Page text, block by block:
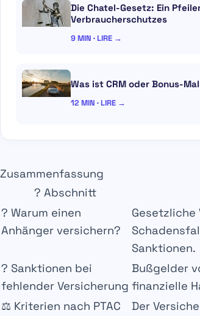
Die Chatel-Gesetz: Ein
Verbraucherschutzes
9 MIN · LIRE →
Was ist CRM oder Bonus-
12 MIN · LIRE →
Zusammenfassung
? Abschnitt
? Warum einen
Anhänger versichern?
Gesetzliche
Sanktionen.
? Sanktionen bei
fehlender Versicherung
Bußgelder
finanzielle
⚖️ Kriterien nach PTAC
Der